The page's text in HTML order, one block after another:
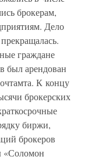
брокерам,
Дело
граждане
был арендован
К концу
брокерских
биржи,
брокеров
«Соломон